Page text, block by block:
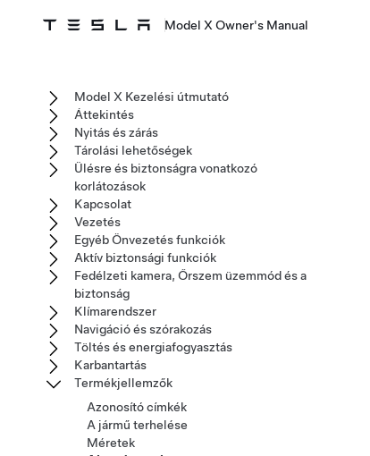
Model X Owner's Manual
Model X Kezelési útmutató
Áttekintés
Nyitás és zárás
Tárolási lehetőségek
Ülésre és biztonságra vonatkozó
korlátozások
Kapcsolat
Vezetés
Egyéb Önvezetés funkciók
Aktív biztonsági funkciók
Fedélzeti kamera, Őrszem üzemmód és a
biztonság
Klímarendszer
Navigáció és szórakozás
Töltés és energiafogyasztás
Karbantartás
Termékjellemzők
Azonosító címkék
A jármű terhelése
Méretek